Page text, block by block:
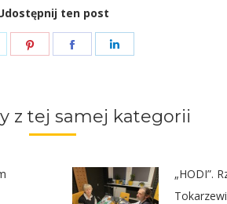
ten post
Share
Share
Share
z tej samej kategorii
„HODI”.